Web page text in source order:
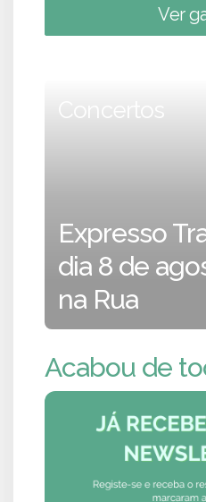
Ver
Concertos
Expresso
dia 8 de
na Rua
Acabou de